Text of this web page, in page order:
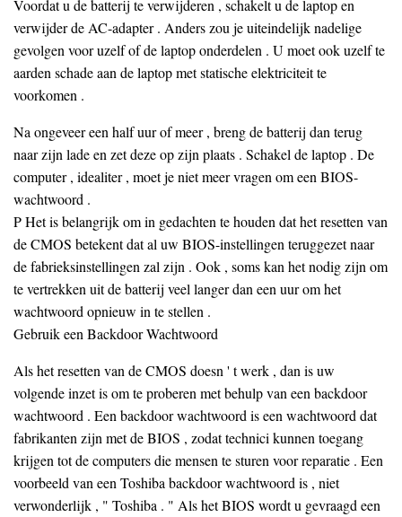
Voordat u de batterij te verwijderen , schakelt u de laptop en
verwijder de AC-adapter . Anders zou je uiteindelijk nadelige
gevolgen voor uzelf of de laptop onderdelen . U moet ook uzelf te
aarden schade aan de laptop met statische elektriciteit te
voorkomen .
Na ongeveer een half uur of meer , breng de batterij dan terug
naar zijn lade en zet deze op zijn plaats . Schakel de laptop . De
computer , idealiter , moet je niet meer vragen om een ​​BIOS-
wachtwoord .
P Het is belangrijk om in gedachten te houden dat het resetten van
de CMOS betekent dat al uw BIOS-instellingen teruggezet naar
de fabrieksinstellingen zal zijn . Ook , soms kan het nodig zijn om
te vertrekken uit de batterij veel langer dan een uur om het
wachtwoord opnieuw in te stellen .
Gebruik een Backdoor Wachtwoord
Als het resetten van de CMOS doesn ' t werk , dan is uw
volgende inzet is om te proberen met behulp van een backdoor
wachtwoord . Een backdoor wachtwoord is een wachtwoord dat
fabrikanten zijn met de BIOS , zodat technici kunnen toegang
krijgen tot de computers die mensen te sturen voor reparatie . Een
voorbeeld van een Toshiba backdoor wachtwoord is , niet
verwonderlijk , " Toshiba . " Als het BIOS wordt u gevraagd een